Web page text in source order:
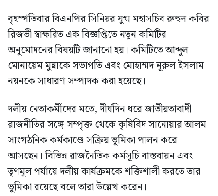
বৃহস্পতিবার বিএনপির সিনিয়র যুগ্ম মহাসচিব রুহুল কবির
রিজভী স্বাক্ষরিত এক বিজ্ঞপ্তিতে নতুন কমিটির
অনুমোদনের বিষয়টি জানানো হয়। কমিটিতে আব্দুল
মোনায়েম মুন্নাকে সভাপতি এবং মোহাম্মদ নূরুল ইসলাম
নয়নকে সাধারণ সম্পাদক করা হয়েছে।
দলীয় নেতাকর্মীদের মতে, দীর্ঘদিন ধরে জাতীয়তাবাদী
রাজনীতির সঙ্গে সম্পৃক্ত থেকে কৃষিবিদ সানোয়ার আলম
সাংগঠনিক কর্মকাণ্ডে সক্রিয় ভূমিকা পালন করে
আসছেন। বিভিন্ন রাজনৈতিক কর্মসূচি বাস্তবায়ন এবং
তৃণমূল পর্যায়ে দলীয় কার্যক্রমকে শক্তিশালী করতে তার
ভূমিকা রয়েছে বলে তারা উল্লেখ করেন।